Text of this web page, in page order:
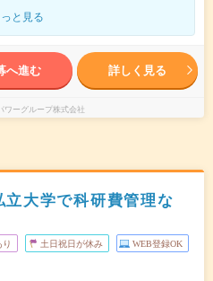
と見る
へ進む 詳しく見る
ワーグループ株式会社
大学で科研費管理な
土日祝日が休み WEB登録OK